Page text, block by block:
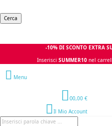
Cerca
-10% DI SCONTO EXTRA
Inserisci SUMMER10 nel
Menu
00,00 €
Il Mio Account